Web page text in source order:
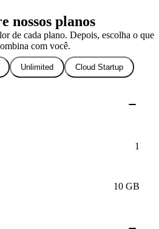
nossos planos
de cada plano. Depois, escolha o que
com você.
Unlimited Cloud Startup
1
10 GB